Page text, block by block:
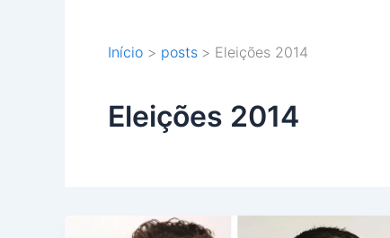
Início posts Eleições 2014
Eleições 2014